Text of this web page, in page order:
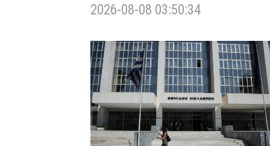
2026-08-08 03:50:34